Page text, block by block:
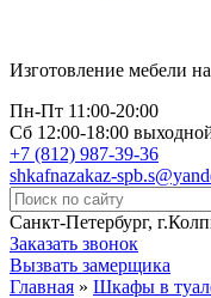
Изготовление мебели
Пн-Пт 11:00-20:00
Сб 12:00-18:00
+7 (812) 987-39-36
shkafnazakaz-
Санкт-Петербург,
Заказать звонок
Вызвать замерщика
Главная » Шкафы в